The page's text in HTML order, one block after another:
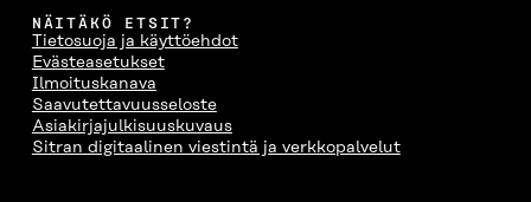
NÄITÄKÖ ETSIT?
Tietosuoja ja käyttöehdot
Evästeasetukset
Ilmoituskanava
Saavutettavuusseloste
Asiakirjajulkisuuskuvaus
Sitran digitaalinen viestintä ja verkkopalvelut